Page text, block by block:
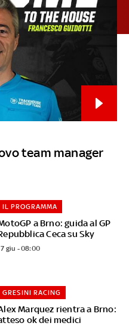
team manager
a Brno: guida al GP
Ceca su Sky
IL PROGRAMMA
giu - 08:00
Marquez rientra a Brno:
ok dei medici
GRESINI RACING